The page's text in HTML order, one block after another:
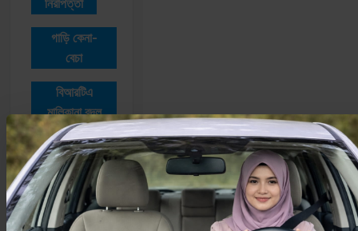
নিরাপত্তা
গাড়ি কেনা-
বেচা
বিআরটিএ
মালিকানা বদল
গাড়ির
মালিকানা
পরিবর্তন
ট্রাফিক